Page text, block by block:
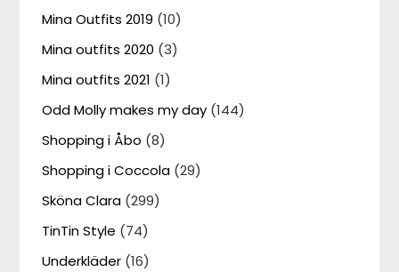
Mina Outfits 2019 (10)
Mina outfits 2020 (3)
Mina outfits 2021 (1)
Odd Molly makes my day (144)
Shopping i Åbo (8)
Shopping i Coccola (29)
Sköna Clara (299)
TinTin Style (74)
Underkläder (16)